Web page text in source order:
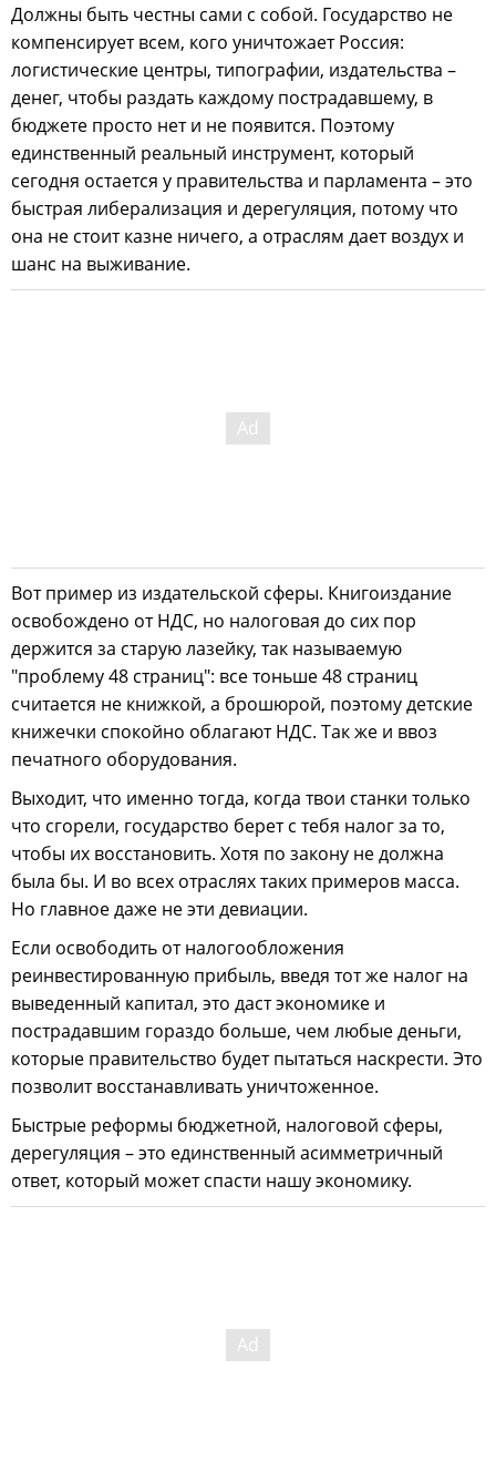
Должны быть честны сами с собой. Государство не
компенсирует всем, кого уничтожает Россия:
логистические центры, типографии, издательства –
денег, чтобы раздать каждому пострадавшему, в
бюджете просто нет и не появится. Поэтому
единственный реальный инструмент, который
сегодня остается у правительства и парламента – это
быстрая либерализация и дерегуляция, потому что
она не стоит казне ничего, а отраслям дает воздух и
шанс на выживание.
Вот пример из издательской сферы. Книгоиздание
освобождено от НДС, но налоговая до сих пор
держится за старую лазейку, так называемую
"проблему 48 страниц": все тоньше 48 страниц
считается не книжкой, а брошюрой, поэтому детские
книжечки спокойно облагают НДС. Так же и ввоз
печатного оборудования.
Выходит, что именно тогда, когда твои станки только
что сгорели, государство берет с тебя налог за то,
чтобы их восстановить. Хотя по закону не должна
была бы. И во всех отраслях таких примеров масса.
Но главное даже не эти девиации.
Если освободить от налогообложения
реинвестированную прибыль, введя тот же налог на
выведенный капитал, это даст экономике и
пострадавшим гораздо больше, чем любые деньги,
которые правительство будет пытаться наскрести. Это
позволит восстанавливать уничтоженное.
Быстрые реформы бюджетной, налоговой сферы,
дерегуляция – это единственный асимметричный
ответ, который может спасти нашу экономику.